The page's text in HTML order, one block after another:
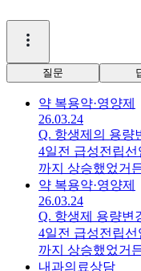
질문
약 복용약·영양제
26.03.24
Q. 항생제의 용량
4일전 급성전립
까지 상승했었거
렇게 복용했습니
게 어떨까요?4주
부탁드립니다.안
약 복용약·영양제
26.03.24
Q. 항생제 용량변
4일전 급성전립
까지 상승했었거
렇게 복용했습니
내과의료상담